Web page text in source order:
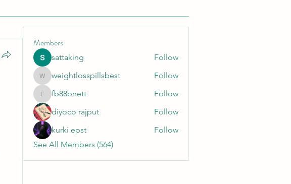
Members
sattaking Follow
weightlosspillsbest
weightlosspillsbest Follow
fb88bnett
fb88bnett
Follow
diyoco rajput
Follow
kurki epst
Follow
See All Members (564)